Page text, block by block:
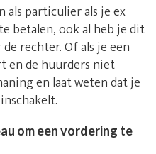
als particulier als je ex
betalen, ook al heb je dit
rechter. Of als je een
en de huurders niet
en laat weten dat je
om een vordering te